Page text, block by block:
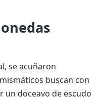
se acuñaron
buscan con
un doceavo de escudo